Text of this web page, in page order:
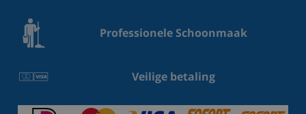
Professionele Schoonmaak
Veilige betaling